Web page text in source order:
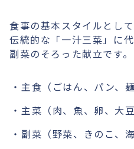
食事の基本スタイルとし
伝統的な「一汁三菜」に
副菜のそろった献立です。
主食（ごはん、パン、麺
主菜（肉、魚、卵、大豆
副菜（野菜、きのこ、海